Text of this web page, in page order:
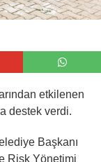
etkilenen
destek verdi.
Başkanı
Risk Yönetimi